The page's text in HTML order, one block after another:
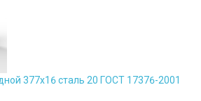
377х16 сталь 20 ГОСТ 17376-2001